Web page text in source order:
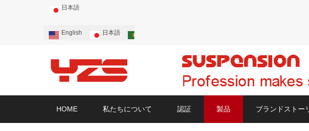
日本語
English 日本語
HOME 私たちについて 認証 製品 ブランドストー